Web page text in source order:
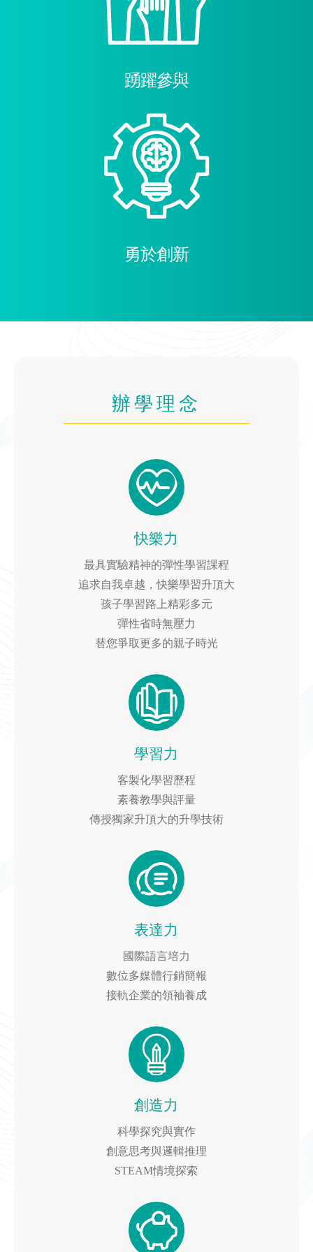
踴躍參與
勇於創新
辦學理念
快樂力
最具實驗精神的彈性學習課程
追求自我卓越，快樂學習升頂大
孩子學習路上精彩多元
彈性省時無壓力
替您爭取更多的親子時光
學習力
客製化學習歷程
素養教學與評量
傳授獨家升頂大的升學技術
表達力
國際語言培力
數位多媒體行銷簡報
接軌企業的領袖養成
創造力
科學探究與實作
創意思考與邏輯推理
STEAM情境探索